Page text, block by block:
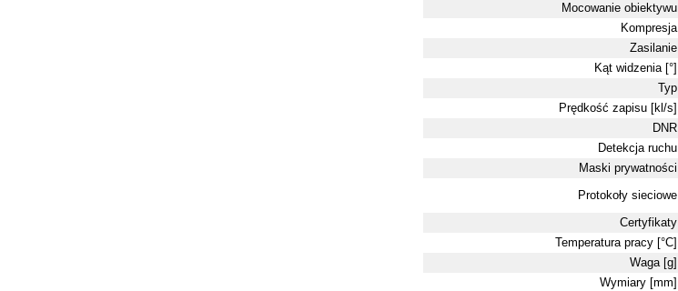
Mocowanie obiektywu
Kompresja
Zasilanie
Kąt widzenia [°]
Typ
Prędkość zapisu [kl/s]
DNR
Detekcja ruchu
Maski prywatności
Protokoły sieciowe
Certyfikaty
Temperatura pracy [°C]
Waga [g]
Wymiary [mm]